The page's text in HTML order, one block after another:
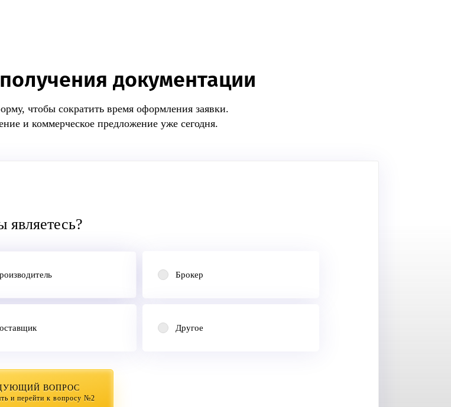
документации
чтобы сократить время оформления заявки.
и коммерческое предложение уже сегодня.
являетесь?
Брокер
Другое
ВОПРОС
и перейти к вопросу №2